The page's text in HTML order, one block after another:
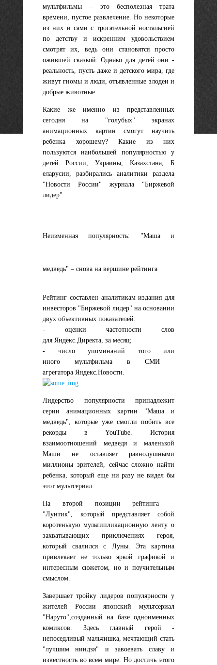
мультфильмы – это бесполезная трата
времени, пустое развлечение. Но некоторые
из них и сами с трогательной ностальгией
по детству и искренним удовольствием
смотрят их, ведь они становятся просто
ожившей сказкой. Однако для детей они -
реальность, пусть даже и детского мира, где
живут гномы и люди, отъявленные злодеи и
добрые животные.
Какие же именно из представленных
сегодня на "голубых" экранах
анимационных картин смогут научить
ребенка хорошему? Какие из них
пользуются наибольшей популярностью у
детей России, Украины, Казахстана, Б
еларусии, разбирались аналитики раздела
"Новости России" журнала "Биржевой
лидер".
Неизменная популярность: "Маша и
медведь" – снова на вершине рейтинга
Рейтинг составлен аналитикам издания для
инвесторов "Биржевой лидер" на основании
двух объективных показателей:
- оценки частотности слов
для Яндекс.Директа, за месяц;
- число упоминаний того или
иного мультфильма в СМИ
агрегатора Яндекс.Новости.
Лидерство популярности принадлежит
серии анимационных картин "Маша и
медведь", которые уже смогли побить все
рекорды в YouTube. История
взаимоотношений медведя и маленькой
Маши не оставляет равнодушными
миллионы зрителей, сейчас сложно найти
ребенка, который еще ни разу не видел бы
этот мультсериал.
На второй позиции рейтинга –
"Лунтик", который представляет собой
коротенькую мультипликационную ленту о
захватывающих приключениях героя,
который свалился с Луны. Эта картина
привлекает не только яркой графикой и
интересным сюжетом, но и поучительным
смыслом.
Завершает тройку лидеров популярности у
жителей России японский мультсериал
"Наруто",созданный на базе одноименных
комиксов. Здесь главный герой -
непоседливый мальчишка, мечтающий стать
"лучшим ниндзя" и завоевать славу и
известность во всем мире. Но достичь этого